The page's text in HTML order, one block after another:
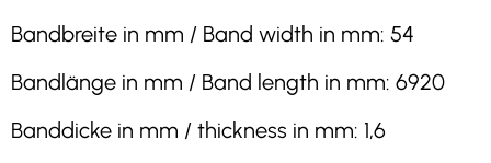
Bandbreite in mm / Band width in mm: 54
Bandlänge in mm / Band length in mm: 6920
Banddicke in mm / thickness in mm: 1,6